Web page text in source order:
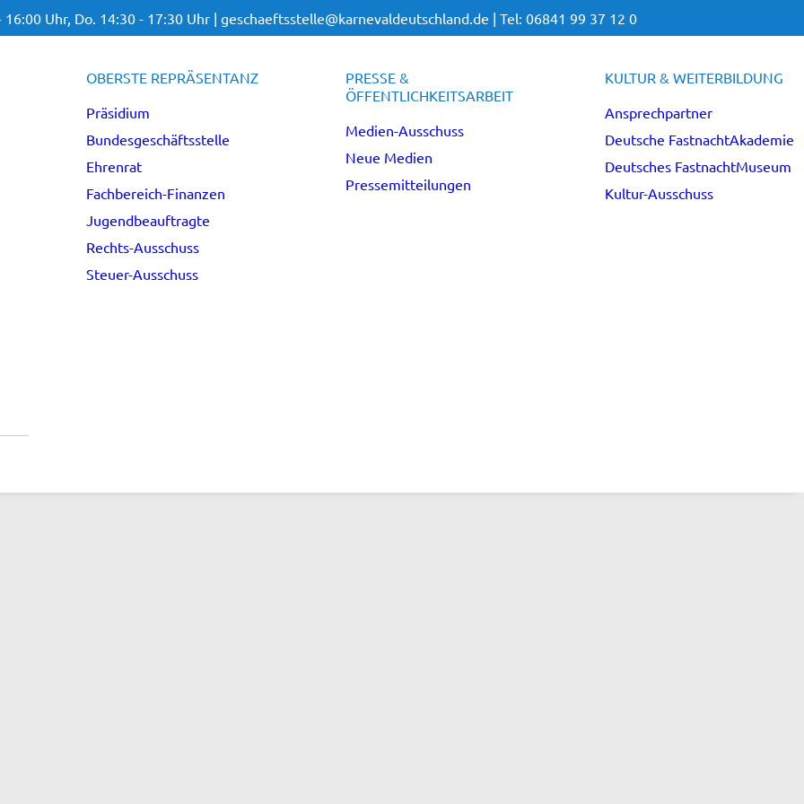
16:00 Uhr, Do. 14:30 - 17:30 Uhr | geschaeftsstelle@karnevaldeutschland.de | Tel: 06841 99 37 12 0
OBERSTE REPRÄSENTANZ
Präsidium
Bundesgeschäftsstelle
Ehrenrat
Fachbereich-Finanzen
Jugendbeauftragte
Rechts-Ausschuss
Steuer-Ausschuss
PRESSE &
ÖFFENTLICHKEITSARBEIT
Medien-Ausschuss
Neue Medien
Pressemitteilungen
KULTUR & WEITERBILDUNG
Ansprechpartner
Deutsche FastnachtAkademie
Deutsches FastnachtMuseum
Kultur-Ausschuss